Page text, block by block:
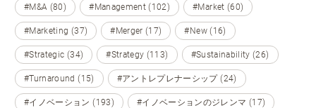
#M&A (80) #Management (102) #Market (60)
#Marketing (37) #Merger (17) #New (16)
#Strategic (34) #Strategy (113) #Sustainability (26)
#Turnaround (15) #アントレプレナーシップ (24)
#イノベーション (193) #イノベーションのジレンマ (17)